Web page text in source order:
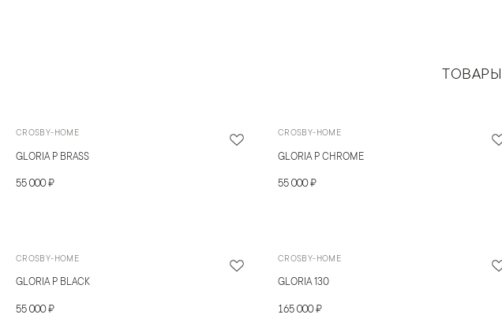
CROSBY-HOME
GLORIA P BRASS
55 000 ₽
CROSBY-HOME
GLORIA P CHROME
55 000 ₽
CROSBY-HOME
GLORIA P BLACK
55 000 ₽
CROSBY-HOME
GLORIA 130
165 000 ₽